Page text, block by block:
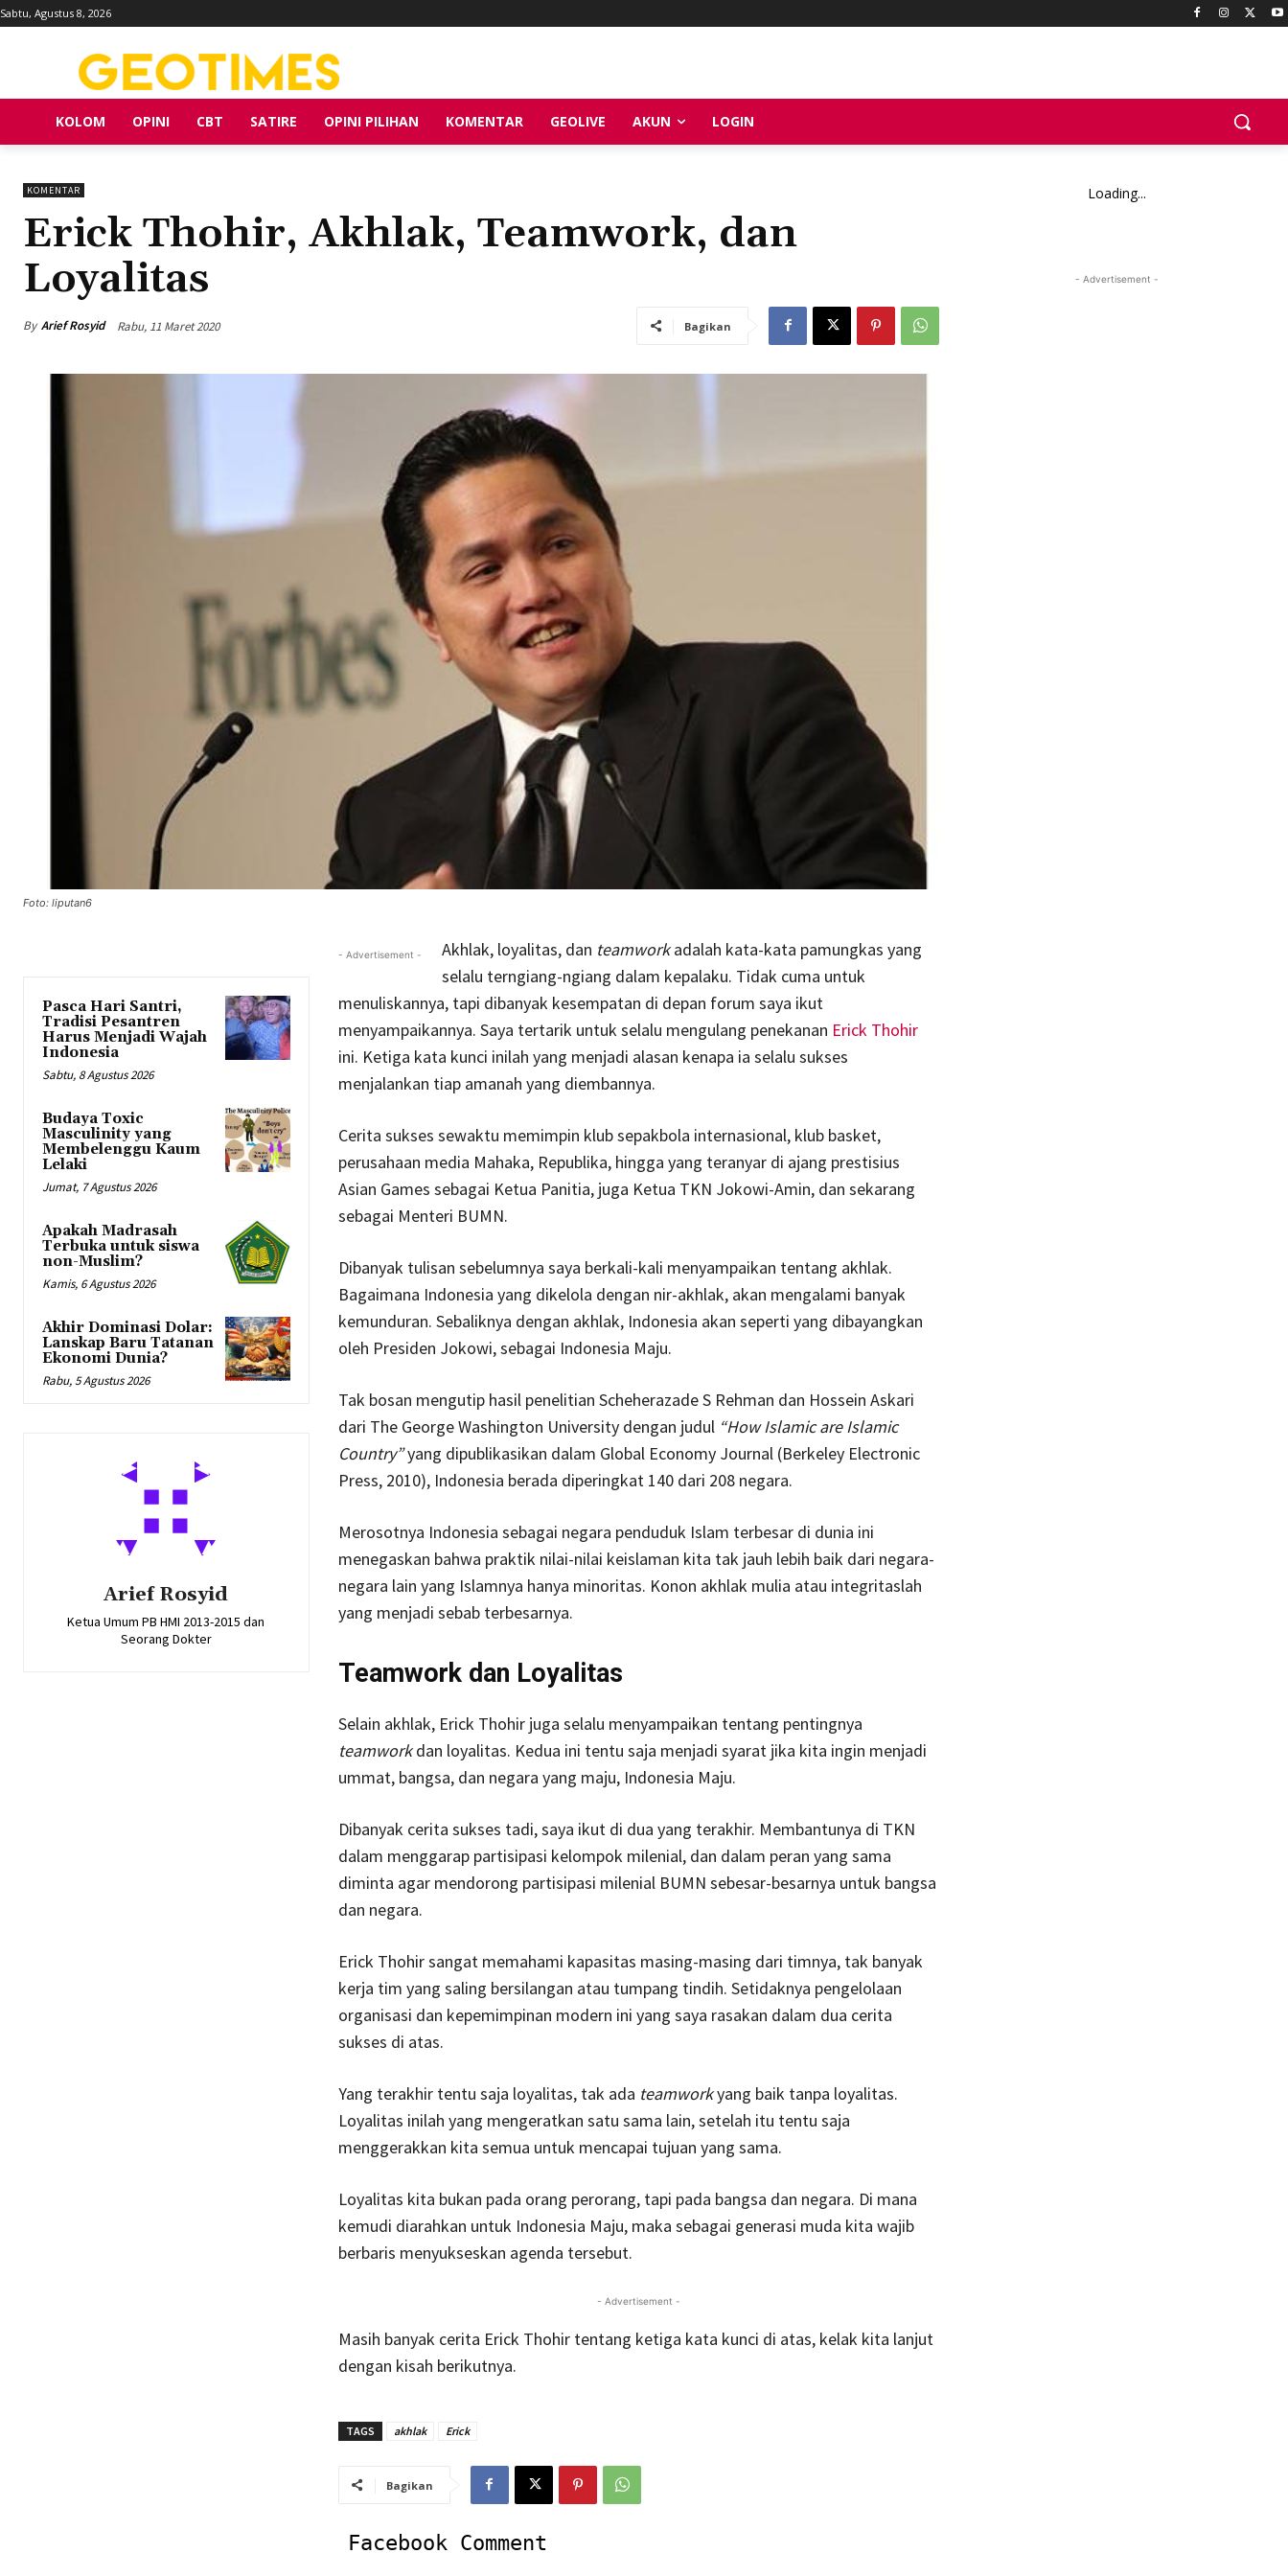
Sabtu, Agustus 8, 2026
KOLOM OPINI CBT SATIRE OPINI PILIHAN KOMENTAR GEOLIVE AKUN LOGIN
KOMENTAR
Erick Thohir, Akhlak, Teamwork, dan
Loyalitas
By Arief Rosyid Rabu, 11 Maret 2020 Bagikan
Foto: liputan6
Pasca Hari Santri,
Tradisi Pesantren
Harus Menjadi Wajah
Indonesia
Sabtu, 8 Agustus 2026
Budaya Toxic
Masculinity yang
Membelenggu Kaum
Lelaki
Jumat, 7 Agustus 2026
Apakah Madrasah
Terbuka untuk siswa
non-Muslim?
Kamis, 6 Agustus 2026
Akhir Dominasi Dolar:
Lanskap Baru Tatanan
Ekonomi Dunia?
Rabu, 5 Agustus 2026
Arief Rosyid
Ketua Umum PB HMI 2013-2015 dan
Seorang Dokter
- Advertisement - Akhlak, loyalitas, dan teamworkadalah kata-kata pamungkas yang
selalu terngiang-ngiang dalam kepalaku. Tidak cuma untuk
menuliskannya, tapi dibanyak kesempatan di depan forum saya ikut
menyampaikannya. Saya tertarik untuk selalu mengulang penekanan Erick Thohir
ini. Ketiga kata kunci inilah yang menjadi alasan kenapa ia selalu sukses
menjalankan tiap amanah yang diembannya.
Cerita sukses sewaktu memimpin klub sepakbola internasional, klub basket,
perusahaan media Mahaka, Republika, hingga yang teranyar di ajang prestisius
Asian Games sebagai Ketua Panitia, juga Ketua TKN Jokowi-Amin, dan sekarang
sebagai Menteri BUMN.
Dibanyak tulisan sebelumnya saya berkali-kali menyampaikan tentang akhlak.
Bagaimana Indonesia yang dikelola dengan nir-akhlak, akan mengalami banyak
kemunduran. Sebaliknya dengan akhlak, Indonesia akan seperti yang dibayangkan
oleh Presiden Jokowi, sebagai Indonesia Maju.
Tak bosan mengutip hasil penelitian Scheherazade S Rehman dan Hossein Askari
dari The George Washington University dengan judul“How Islamic are Islamic
Country”yang dipublikasikan dalam Global Economy Journal (Berkeley Electronic
Press, 2010), Indonesia berada diperingkat 140 dari 208 negara.
Merosotnya Indonesia sebagai negara penduduk Islam terbesar di dunia ini
menegaskan bahwa praktik nilai-nilai keislaman kita tak jauh lebih baik dari negara-
negara lain yang Islamnya hanya minoritas. Konon akhlak mulia atau integritaslah
yang menjadi sebab terbesarnya.
Teamwork dan Loyalitas
Selain akhlak, Erick Thohir juga selalu menyampaikan tentang pentingnya
teamworkdan loyalitas. Kedua ini tentu saja menjadi syarat jika kita ingin menjadi
ummat, bangsa, dan negara yang maju, Indonesia Maju.
Dibanyak cerita sukses tadi, saya ikut di dua yang terakhir. Membantunya di TKN
dalam menggarap partisipasi kelompok milenial, dan dalam peran yang sama
diminta agar mendorong partisipasi milenial BUMN sebesar-besarnya untuk bangsa
dan negara.
Erick Thohir sangat memahami kapasitas masing-masing dari timnya, tak banyak
kerja tim yang saling bersilangan atau tumpang tindih. Setidaknya pengelolaan
organisasi dan kepemimpinan modern ini yang saya rasakan dalam dua cerita
sukses di atas.
Yang terakhir tentu saja loyalitas, tak ada teamworkyang baik tanpa loyalitas.
Loyalitas inilah yang mengeratkan satu sama lain, setelah itu tentu saja
menggerakkan kita semua untuk mencapai tujuan yang sama.
Loyalitas kita bukan pada orang perorang, tapi pada bangsa dan negara. Di mana
kemudi diarahkan untuk Indonesia Maju, maka sebagai generasi muda kita wajib
berbaris menyukseskan agenda tersebut.
- Advertisement -
Masih banyak cerita Erick Thohir tentang ketiga kata kunci di atas, kelak kita lanjut
dengan kisah berikutnya.
TAGS akhlak Erick
Bagikan
Facebook Comment
Loading...
- Advertisement -